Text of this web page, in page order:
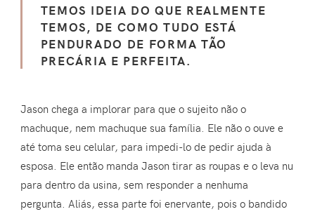
TEMOS IDEIA DO QUE REALMENTE
TEMOS, DE COMO TUDO ESTÁ
PENDURADO DE FORMA TÃO
PRECÁRIA E PERFEITA.
Jason chega a implorar para que o sujeito não o
machuque, nem machuque sua família. Ele não o ouve e
até toma seu celular, para impedi-lo de pedir ajuda à
esposa. Ele então manda Jason tirar as roupas e o leva nu
para dentro da usina, sem responder a nenhuma
pergunta. Aliás, essa parte foi enervante, pois o bandido